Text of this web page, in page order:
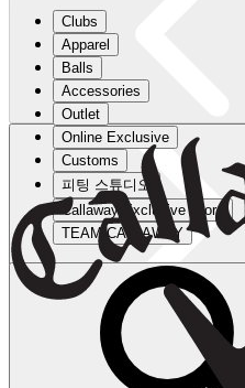
Clubs
Apparel
Balls
Accessories
Outlet
Online Exclusive
Customs
피팅 스튜디오
Callaway Exclusive Store
TEAM CALLAWAY